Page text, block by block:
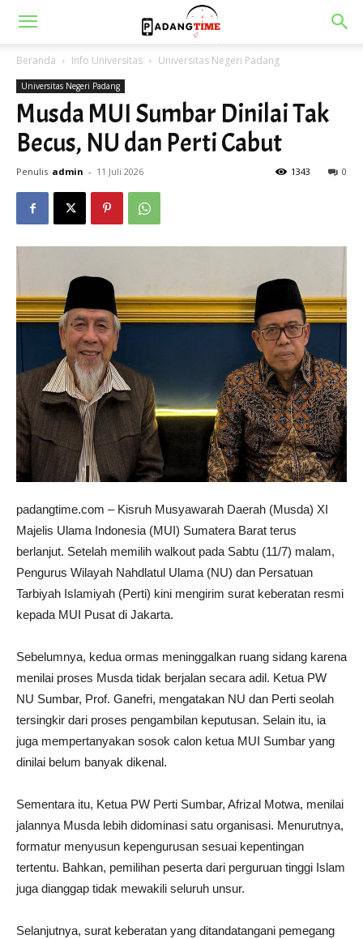
Beranda Info Universitas Universitas Negeri Padang
Universitas Negeri Padang
Musda MUI Sumbar Dinilai Tak
Becus, NU dan Perti Cabut
Penulis admin - 11 Juli 2026 0
1343
padangtime.com – Kisruh Musyawarah Daerah (Musda) XI
Majelis Ulama Indonesia (MUI) Sumatera Barat terus
berlanjut. Setelah memilih walkout pada Sabtu (11/7) malam,
Pengurus Wilayah Nahdlatul Ulama (NU) dan Persatuan
Tarbiyah Islamiyah (Perti) kini mengirim surat keberatan resmi
kepada MUI Pusat di Jakarta.
Sebelumnya, kedua ormas meninggalkan ruang sidang karena
menilai proses Musda tidak berjalan secara adil. Ketua PW
NU Sumbar, Prof. Ganefri, mengatakan NU dan Perti seolah
tersingkir dari proses pengambilan keputusan. Selain itu, ia
juga mempertanyakan sosok calon ketua MUI Sumbar yang
dinilai belum banyak dikenal.
Sementara itu, Ketua PW Perti Sumbar, Afrizal Motwa, menilai
jalannya Musda lebih didominasi satu organisasi. Menurutnya,
formatur menyusun kepengurusan sesuai kepentingan
tertentu. Bahkan, pemilihan peserta dari perguruan tinggi Islam
juga dianggap tidak mewakili seluruh unsur.
Selanjutnya, surat keberatan yang ditandatangani pemegang